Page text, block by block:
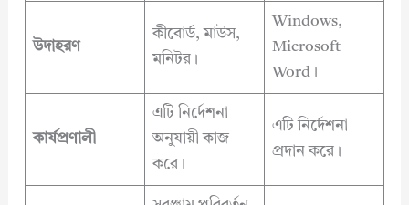
উদাহরণ
কীবোর্ড, মাউস,
মনিটর।
Windows,
Microsoft
Word।
কার্যপ্রণালী
এটি নির্দেশনা
অনুযায়ী কাজ
করে।
এটি নির্দেশনা
প্রদান করে।